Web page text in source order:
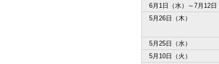
6月1日（水）～7月12日
5月26日（木）
5月25日（水）
5月10日（火）